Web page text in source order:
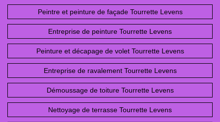
Peintre et peinture de façade Tourrette Levens
Entreprise de peinture Tourrette Levens
Peinture et décapage de volet Tourrette Levens
Entreprise de ravalement Tourrette Levens
Démoussage de toiture Tourrette Levens
Nettoyage de terrasse Tourrette Levens